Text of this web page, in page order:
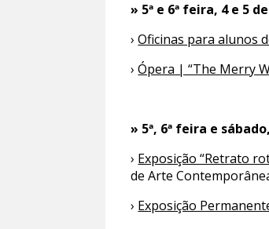
» 5ª e 6ª feira, 4 e 5
›Oficinas para alunos
›Ópera | “The Merry
» 5ª, 6ª feira e
› Exposição “Retrato
de Arte
› Exposição